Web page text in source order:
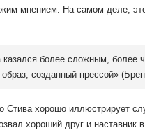
мнением. На самом деле,
казался более сложным, более
созданный прессой»
Стива хорошо иллюстрирует
хороший друг и наставник